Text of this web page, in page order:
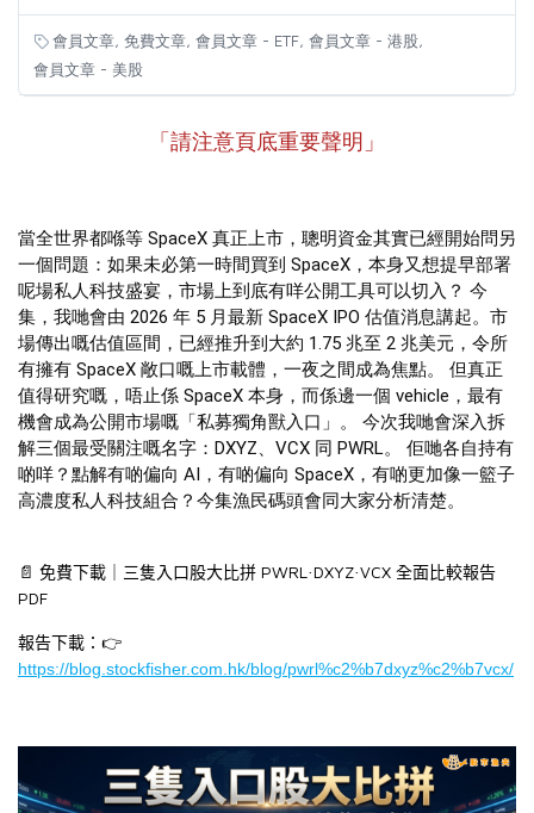
會員文章 免費文章 會員文章 - ETF 會員文章 - 港股
會員文章 - 美股
「請注意頁底重要聲明」
當全世界都喺等 SpaceX 真正上市，聰明資金其實已經開始問另
一個問題：如果未必第一時間買到 SpaceX，本身又想提早部署
呢場私人科技盛宴，市場上到底有咩公開工具可以切入？ 今
集，我哋會由 2026 年 5 月最新 SpaceX IPO 估值消息講起。市
場傳出嘅估值區間，已經推升到大約 1.75 兆至 2 兆美元，令所
有擁有 SpaceX 敞口嘅上市載體，一夜之間成為焦點。 但真正
值得研究嘅，唔止係 SpaceX 本身，而係邊一個 vehicle，最有
機會成為公開市場嘅「私募獨角獸入口」。 今次我哋會深入拆
解三個最受關注嘅名字：DXYZ、VCX 同 PWRL。 佢哋各自持有
啲咩？點解有啲偏向 AI，有啲偏向 SpaceX，有啲更加像一籃子
高濃度私人科技組合？今集漁民碼頭會同大家分析清楚。
📄 免費下載｜三隻入口股大比拼 PWRL ·DXYZ·VCX 全面比較報告
PDF
報告下載： 👉
https://blog.stockfisher.com.hk/blog/pwrl%c2%b7dxyz%c2%b7vcx/